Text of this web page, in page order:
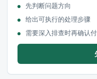
先判断问题方向
给出可执行的处理步骤
需要深入排查时再确认